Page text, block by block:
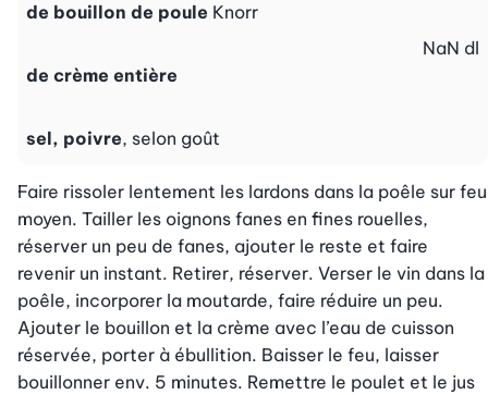
de bouillon de poule Knorr
de crème entière
NaN dl
sel, poivre, selon goût
Faire rissoler lentement les lardons dans la poêle sur feu
moyen. Tailler les oignons fanes en fines rouelles,
réserver un peu de fanes, ajouter le reste et faire
revenir un instant. Retirer, réserver. Verser le vin dans la
poêle, incorporer la moutarde, faire réduire un peu.
Ajouter le bouillon et la crème avec l’eau de cuisson
réservée, porter à ébullition. Baisser le feu, laisser
bouillonner env. 5 minutes. Remettre le poulet et le jus